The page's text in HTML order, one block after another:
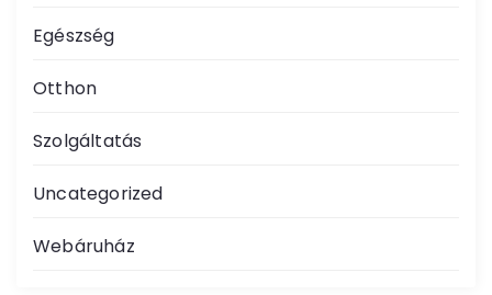
Egészség
Otthon
Szolgáltatás
Uncategorized
Webáruház